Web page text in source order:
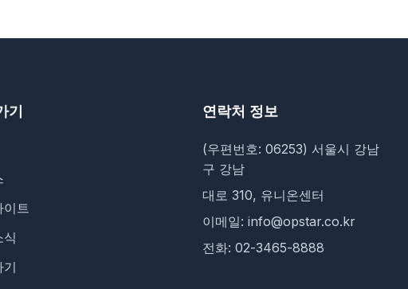
기
이트
식
기
연락처 정보
(우편번호: 06253) 서울시 강남
구 강남
대로 310, 유니온센터
이메일: info@opstar.co.kr
전화: 02-3465-8888